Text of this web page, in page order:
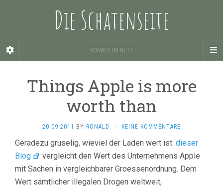
Die Schatenseite
RONALD IM NETZ
Things Apple is more
worth than
20.09.2011 BY RONALD · KEINE KOMMENTARE
Geradezu gruselig, wieviel der Laden wert ist: dieser
Blog
vergleicht den Wert des Unternehmens Apple
mit Sachen in vergleichbarer Groessenordnung. Dem
Wert sämtlicher illegalen Drogen weltweit,